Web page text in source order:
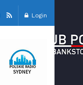
Login